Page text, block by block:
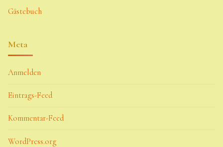
Gästebuch
Meta
Anmelden
Eintrags-Feed
Kommentar-Feed
WordPress.org